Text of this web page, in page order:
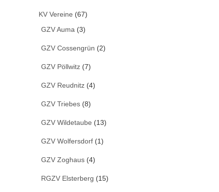
KV Vereine (67)
GZV Auma (3)
GZV Cossengrün (2)
GZV Pöllwitz (7)
GZV Reudnitz (4)
GZV Triebes (8)
GZV Wildetaube (13)
GZV Wolfersdorf (1)
GZV Zoghaus (4)
RGZV Elsterberg (15)